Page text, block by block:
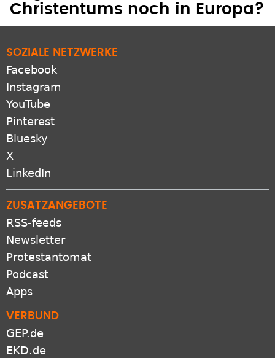
Christentums noch in Europa?
SOZIALE NETZWERKE
Facebook
Instagram
YouTube
Pinterest
Bluesky
X
LinkedIn
ZUSATZANGEBOTE
RSS-feeds
Newsletter
Protestantomat
Podcast
Apps
VERBUND
GEP.de
EKD.de